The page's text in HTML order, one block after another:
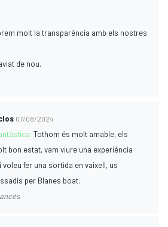
molt la transparència amb els nostres
de nou.
07/08/2024
Tothom és molt amable, els
bon estat, vam viure una experiència
voleu fer una sortida en vaixell, us
per Blanes boat.